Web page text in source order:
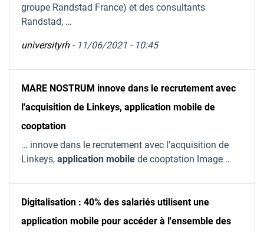
groupe Randstad France) et des consultants
Randstad, …
universityrh- 11/06/2021 - 10:45
MARE NOSTRUM innove dans le recrutement avec
l'acquisition de Linkeys, application mobile de
cooptation
… innove dans le recrutement avec l'acquisition de
Linkeys, application mobile de cooptation Image …
Digitalisation : 40% des salariés utilisent une
application mobile pour accéder à l'ensemble des